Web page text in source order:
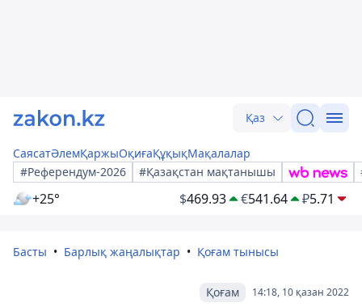
Қаз
СаясатӘлемҚаржыОқиғаҚұқықМақалалар
#Референдум-2026
#Қазақстан мақтанышы
+25° $469.93 €541.64 ₽5.71
Басты Барлық жаңалықтар Қоғам тынысы
14:18, 10 қазан 2022
Қоғам